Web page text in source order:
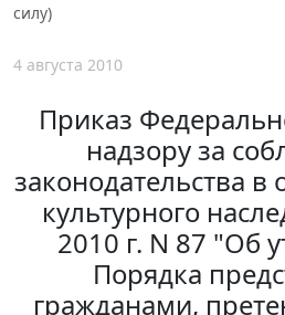
силу)
4 августа 2010
Приказ
надзору за
законодательства в
культурного
2010 г. N 87 "Об
Порядка
гражданами,